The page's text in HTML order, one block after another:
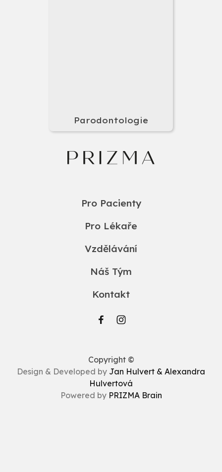
Parodontologie
Pro Pacienty
Pro Lékaře
Vzdělávání
Náš Tým
Kontakt
Copyright ©
Design & Developed by Jan Hulvert & Alexandra
Hulvertová
Powered by PRIZMA Brain